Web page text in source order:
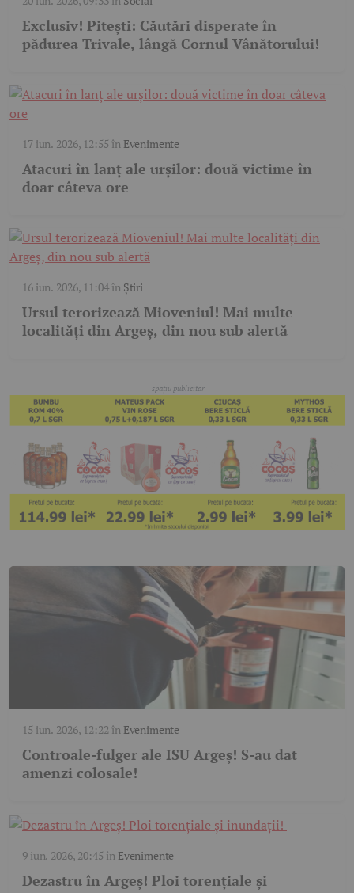
Exclusiv! Pitești: Căutări disperate în
pădurea Trivale, lângă Cornul Vânătorului!
17 iun. 2026, 12:55 în Evenimente
Atacuri în lanț ale urșilor: două victime în
doar câteva ore
16 iun. 2026, 11:04în Știri
Ursul terorizează Mioveniul! Mai multe
localități din Argeș, din nou sub alertă
15 iun. 2026, 12:22 în Evenimente
Controale-fulger ale ISU Argeș! S-au dat
amenzi colosale!
9 iun. 2026, 20:45 în Evenimente
Dezastru în Argeș! Ploi torențiale și